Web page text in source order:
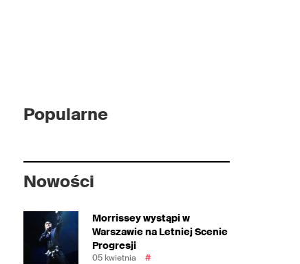
Popularne
Nowości
Morrissey wystąpi w
Warszawie na Letniej Scenie
Progresji
05 kwietnia #